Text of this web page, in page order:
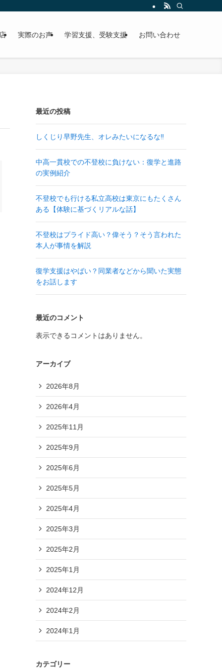
実際のお声 学習支援、受験支援 お問い合わせ
最近の投稿
しくじり早野先生、オレみたいになるな‼
中高一貫校での不登校に負けない：復学と進路
の実例紹介
不登校でも行ける私立高校は東京にもたくさん
ある【体験に基づくリアルな話】
不登校はプライド高い？偉そう？そう言われた
本人が事情を解説
復学支援はやばい？同業者などから聞いた実態
をお話します
最近のコメント
表示できるコメントはありません。
アーカイブ
2026年8月
2026年4月
2025年11月
2025年9月
2025年6月
2025年5月
2025年4月
2025年3月
2025年2月
2025年1月
2024年12月
2024年2月
2024年1月
カテゴリー